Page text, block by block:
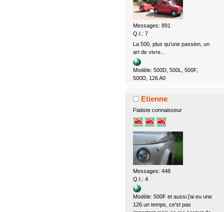
Messages: 891
Q.I.: 7
La 500, plus qu'une passion, un
art de vivre...
Modèle: 500D, 500L, 500F,
500D, 126 A0
Etienne
Fiatiste connaisseur
Messages: 448
Q.I.: 4
Modèle: 500F et aussi j'ai eu une
126 un temps, ce'st pas